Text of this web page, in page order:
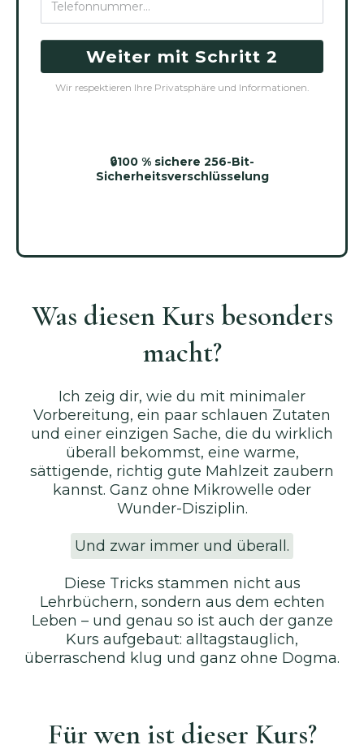
Weiter mit Schritt 2
Wir respektieren Ihre Privatsphäre und Informationen.
🔒100 % sichere 256-Bit-
Sicherheitsverschlüsselung
Was diesen Kurs besonders
macht?
Ich zeig dir, wie du mit minimaler
Vorbereitung, ein paar schlauen Zutaten
und einer einzigen Sache, die du wirklich
überall bekommst, eine warme,
sättigende, richtig gute Mahlzeit zaubern
kannst. Ganz ohne Mikrowelle oder
Wunder-Disziplin.
Und zwar immer und überall.
Diese Tricks stammen nicht aus
Lehrbüchern, sondern aus dem echten
Leben – und genau so ist auch der ganze
Kurs aufgebaut: alltagstauglich,
überraschend klug und ganz ohne Dogma.
Für wen ist dieser Kurs?